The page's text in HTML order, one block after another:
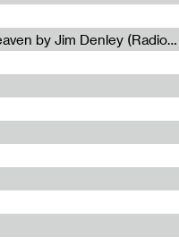
Radia Show #1081: The Wind of Heaven by Jim Denley (Radio One 91 FM)